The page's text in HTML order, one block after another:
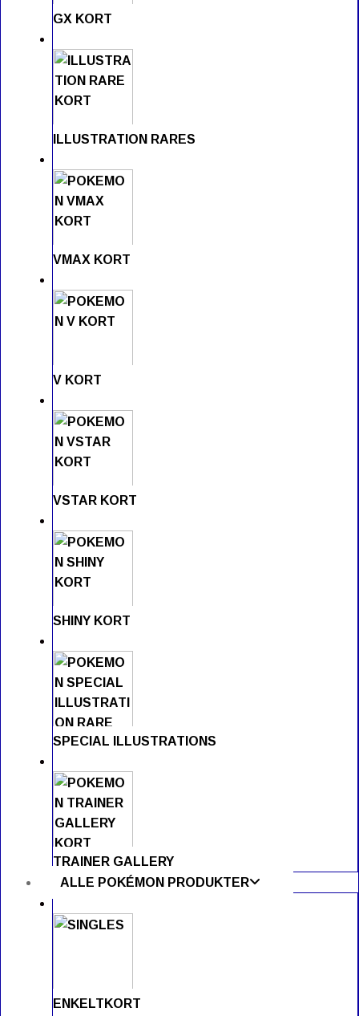
GX KORT
ILLUSTRATION RARES
VMAX KORT
V KORT
VSTAR KORT
SHINY KORT
SPECIAL ILLUSTRATIONS
TRAINER GALLERY
ALLE POKÉMON PRODUKTER
ENKELTKORT